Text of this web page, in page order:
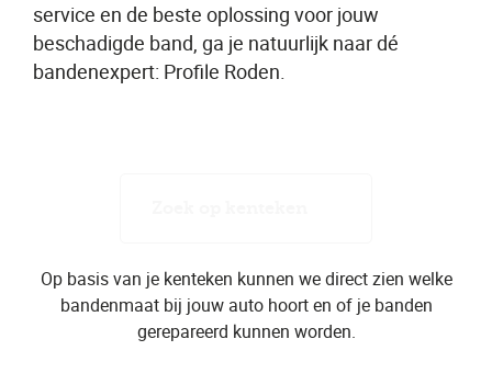
service en de beste oplossing voor jouw
beschadigde band, ga je natuurlijk naar dé
bandenexpert: Profile Roden.
Op basis van je kenteken kunnen we direct zien welke
bandenmaat bij jouw auto hoort en of je banden
gerepareerd kunnen worden.